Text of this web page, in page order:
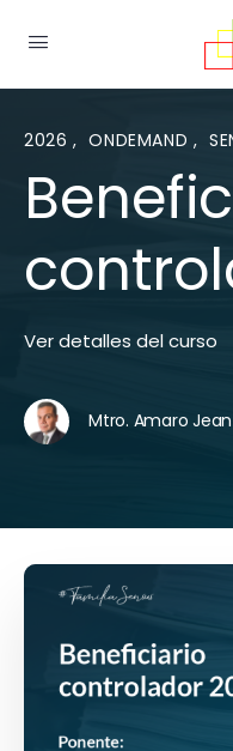
2026, ONDEMAND ,
Ver detalles del curso
Mtro. Amaro